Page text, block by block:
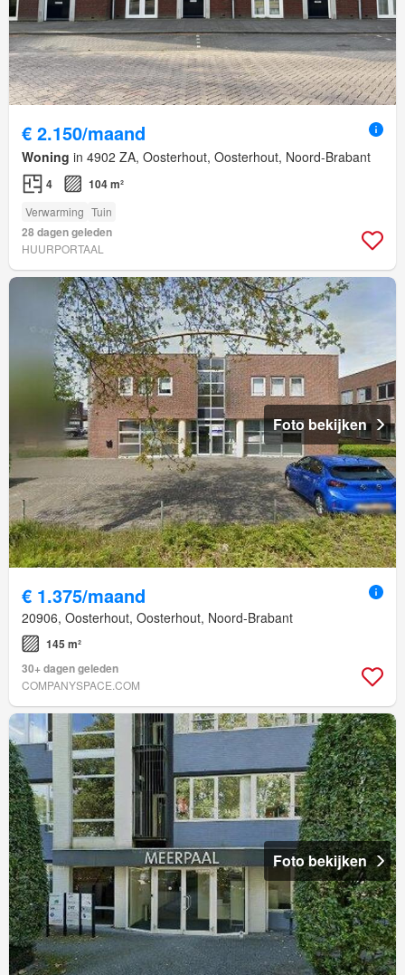
€ 2.150/maand
Woning in 4902 ZA, Oosterhout, Oosterhout, Noord-Brabant
4 104 m²
Verwarming Tuin
28 dagen geleden
HUURPORTAAL
Foto bekijken
€ 1.375/maand
20906, Oosterhout, Oosterhout, Noord-Brabant
145 m²
30+ dagen geleden
COMPANYSPACE.COM
Foto bekijken